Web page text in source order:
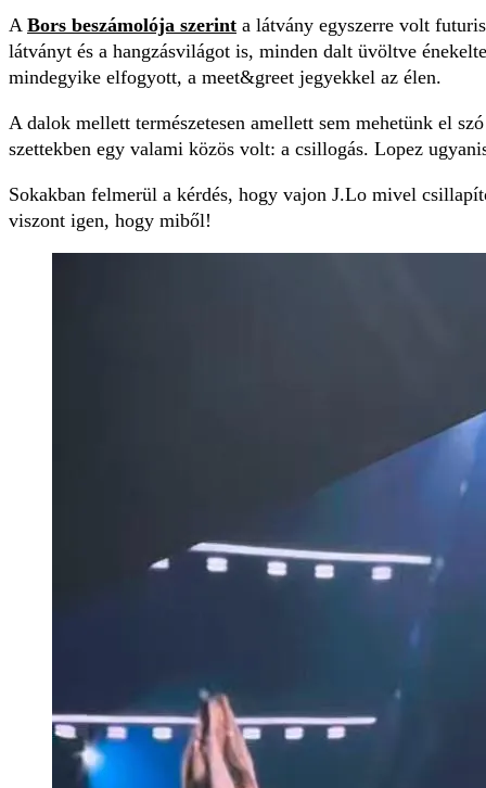
A Bors beszámolója szerint a látvány egyszerre volt
látványt és a hangzásvilágot is, minden dalt üvöltve
mindegyike elfogyott, a meet&greet jegyekkel az élen.
A dalok mellett természetesen amellett sem mehetünk el
szettekben egy valami közös volt: a csillogás. Lopez
Sokakban felmerül a kérdés, hogy vajon J.Lo mivel
viszont igen, hogy miből!